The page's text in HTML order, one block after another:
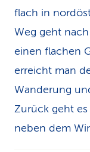
flach in
Weg geht
einen flachen
erreicht man
Wanderung
Zurück geht
neben dem